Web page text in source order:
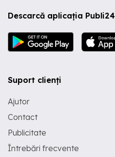
Descarcă aplicația Publi24
Suport clienți
Ajutor
Contact
Publicitate
Întrebări frecvente